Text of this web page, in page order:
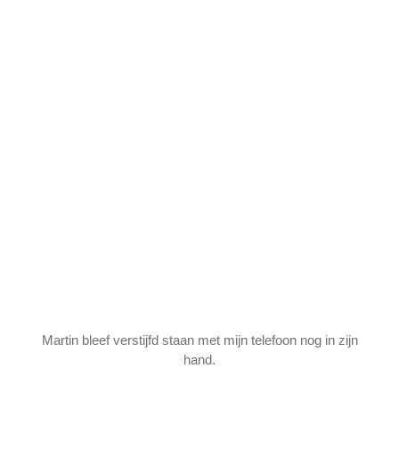
Martin bleef verstijfd staan met mijn telefoon nog in zijn
hand.